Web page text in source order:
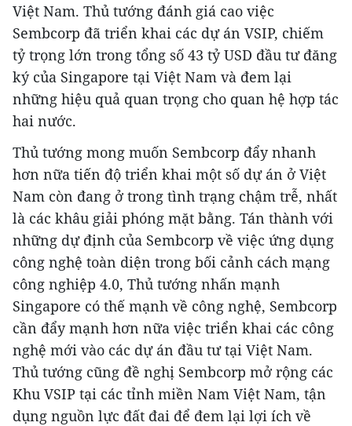
Việt Nam. Thủ tướng đánh giá cao việc
Sembcorp đã triển khai các dự án VSIP, chiếm
tỷ trọng lớn trong tổng số 43 tỷ USD đầu tư đăng
ký của Singapore tại Việt Nam và đem lại
những hiệu quả quan trọng cho quan hệ hợp tác
hai nước.
Thủ tướng mong muốn Sembcorp đẩy nhanh
hơn nữa tiến độ triển khai một số dự án ở Việt
Nam còn đang ở trong tình trạng chậm trễ, nhất
là các khâu giải phóng mặt bằng. Tán thành với
những dự định của Sembcorp về việc ứng dụng
công nghệ toàn diện trong bối cảnh cách mạng
công nghiệp 4.0, Thủ tướng nhấn mạnh
Singapore có thế mạnh về công nghệ, Sembcorp
cần đẩy mạnh hơn nữa việc triển khai các công
nghệ mới vào các dự án đầu tư tại Việt Nam.
Thủ tướng cũng đề nghị Sembcorp mở rộng các
Khu VSIP tại các tỉnh miền Nam Việt Nam, tận
dụng nguồn lực đất đai để đem lại lợi ích về